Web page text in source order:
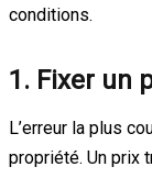
conditions.
1. Fixer un
L’erreur la plus
propriété. Un prix